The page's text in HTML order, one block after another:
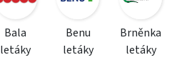
Bala
letáky
Benu
letáky
Brněnka
letáky